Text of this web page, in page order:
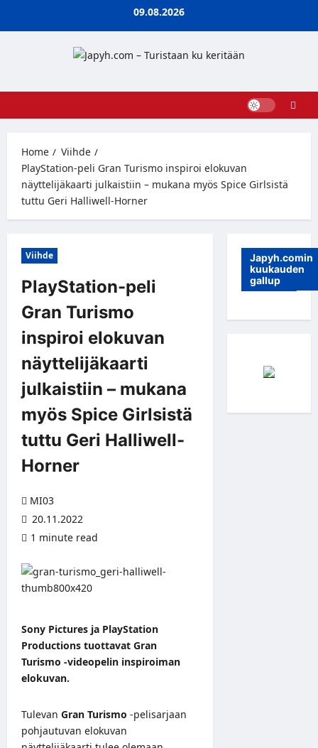
09.08.2026
Home
Viihde
PlayStation-peli Gran Turismo inspiroi elokuvan
näyttelijäkaarti julkaistiin – mukana myös Spice Girlsistä
tuttu Geri Halliwell-Horner
Viihde
PlayStation-peli
Gran Turismo
inspiroi elokuvan
näyttelijäkaarti
julkaistiin – mukana
myös Spice Girlsistä
tuttu Geri Halliwell-
Horner
MI03
20.11.2022
1 minute read
Sony Pictures ja PlayStation
Productions tuottavat Gran
Turismo -videopelin inspiroiman
elokuvan.
Tulevan Gran Turismo -pelisarjaan
pohjautuvan elokuvan
Japyh.comin
kuukauden
gallup